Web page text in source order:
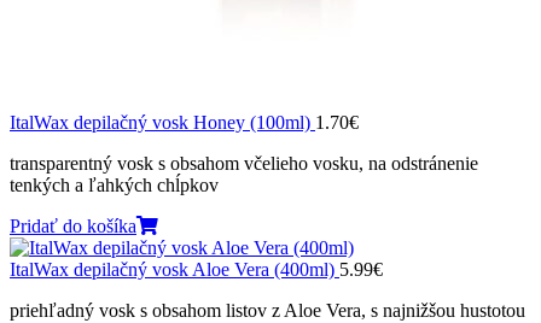
ItalWax depilačný vosk Honey (100ml) 1.70€
transparentný vosk s obsahom včelieho vosku, na odstránenie
tenkých a ľahkých chĺpkov
Pridať do košíka
ItalWax depilačný vosk Aloe Vera (400ml) 5.99€
priehľadný vosk s obsahom listov z Aloe Vera, s najnižšou hustotou